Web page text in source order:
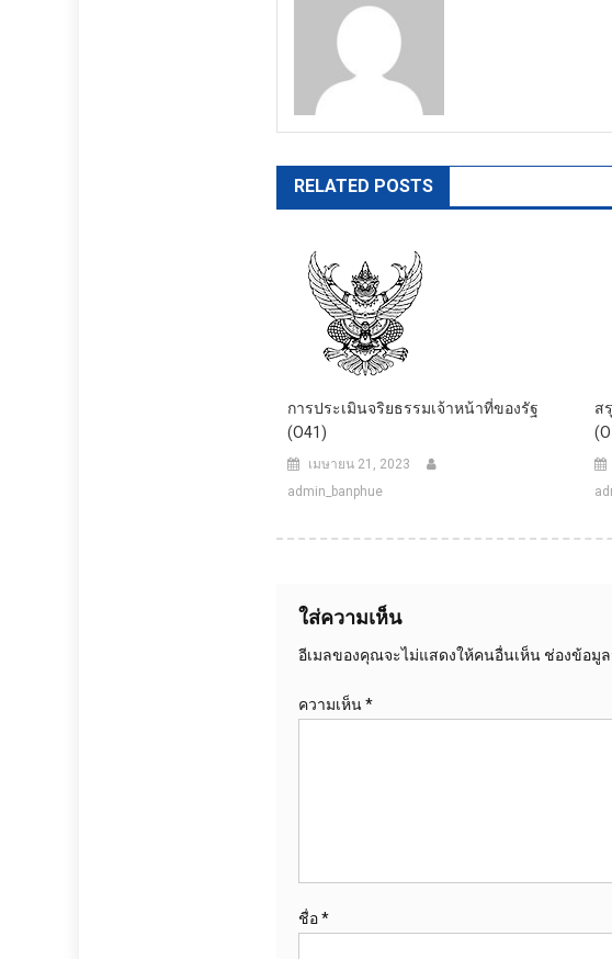
RELATED POSTS
การประเมินจริยธรรมเจ้าหน้าที่ของรัฐ
(O41)
เมษายน 21, 2023
admin_banphue
ส
ใส่ความเห็น
อีเมลของคุณจะไม่แสดงให้คนอื่นเห็น ช่องข้อมูล
ความเห็น*
ชื่อ*